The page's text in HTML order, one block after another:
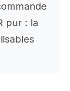
pur : la